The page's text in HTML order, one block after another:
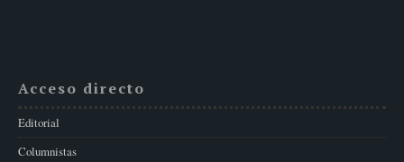
Acceso directo
Editorial
Columnistas